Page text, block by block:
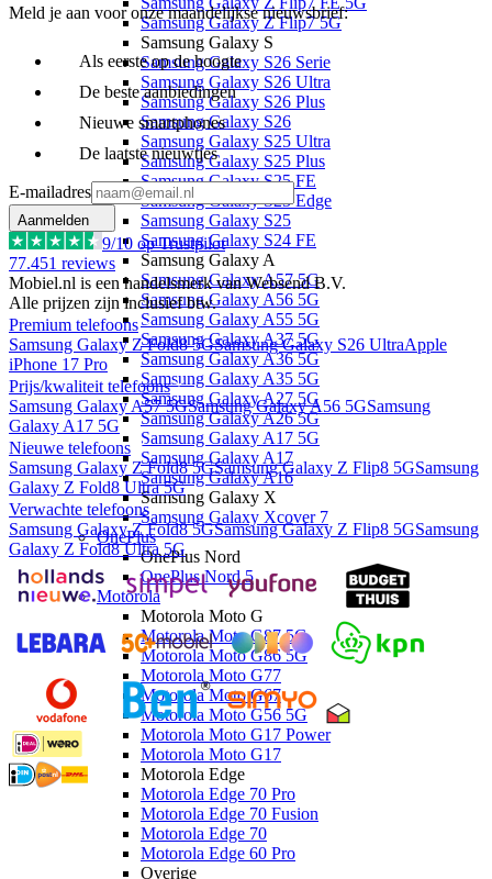
Samsung Galaxy Z Flip7 5G
Samsung Galaxy S
Samsung Galaxy S26 Serie
Samsung Galaxy S26 Ultra
Samsung Galaxy S26 Plus
Samsung Galaxy S26
Samsung Galaxy S25 Ultra
Samsung Galaxy S25 Plus
Samsung Galaxy S25 FE
Samsung Galaxy S25 Edge
Samsung Galaxy S25
Samsung Galaxy S24 FE
Samsung Galaxy A
Samsung Galaxy A57 5G
Samsung Galaxy A56 5G
Samsung Galaxy A55 5G
Samsung Galaxy A37 5G
Samsung Galaxy A36 5G
Samsung Galaxy A35 5G
Samsung Galaxy A27 5G
Samsung Galaxy A26 5G
Samsung Galaxy A17 5G
Samsung Galaxy A17
Samsung Galaxy A16
Samsung Galaxy X
Samsung Galaxy Xcover 7
OnePlus
OnePlus Nord
OnePlus Nord 5
Motorola
Motorola Moto G
Motorola Moto G87 5G
Motorola Moto G86 5G
Motorola Moto G77
Motorola Moto G67
Motorola Moto G56 5G
Motorola Moto G17 Power
Motorola Moto G17
Motorola Edge
Motorola Edge 70 Pro
Motorola Edge 70 Fusion
Motorola Edge 70
Motorola Edge 60 Pro
Overige
Meld je aan voor onze maandelijkse nieuwsbrief:
Als eerste op de hoogte
De beste aanbiedingen
Nieuwe smartphones
De laatste nieuwtjes
E-mailadres
Aanmelden
9/10 op Trustpilot
77.451 reviews
Mobiel.nl is een handelsmerk van Websend B.V.
Alle prijzen zijn inclusief btw.
Premium telefoons
Samsung Galaxy Z Fold8 5GSamsung Galaxy S26 UltraApple
iPhone 17 Pro
Prijs/kwaliteit telefoons
Samsung Galaxy A57 5GSamsung Galaxy A56 5GSamsung
Galaxy A17 5G
Nieuwe telefoons
Samsung Galaxy Z Fold8 5GSamsung Galaxy Z Flip8 5GSamsung
Galaxy Z Fold8 Ultra 5G
Verwachte telefoons
Samsung Galaxy Z Fold8 5GSamsung Galaxy Z Flip8 5GSamsung
Galaxy Z Fold8 Ultra 5G